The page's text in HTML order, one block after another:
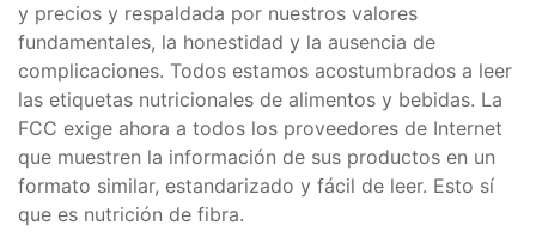
y precios y respaldada por nuestros valores
fundamentales, la honestidad y la ausencia de
complicaciones. Todos estamos acostumbrados a leer
las etiquetas nutricionales de alimentos y bebidas. La
FCC exige ahora a todos los proveedores de Internet
que muestren la información de sus productos en un
formato similar, estandarizado y fácil de leer. Esto sí
que es nutrición de fibra.